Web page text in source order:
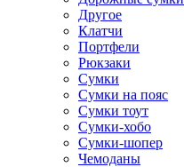
Другое
Клатчи
Портфели
Рюкзаки
Сумки
Сумки на пояс
Сумки тоут
Сумки-хобо
Сумки-шопер
Чемоданы